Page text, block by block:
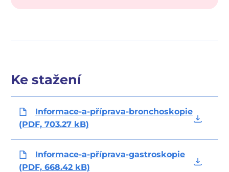
Ke stažení
Informace-a-příprava-bronchoskopie
(PDF, 703.27 kB)
Informace-a-příprava-gastroskopie
(PDF, 668.42 kB)